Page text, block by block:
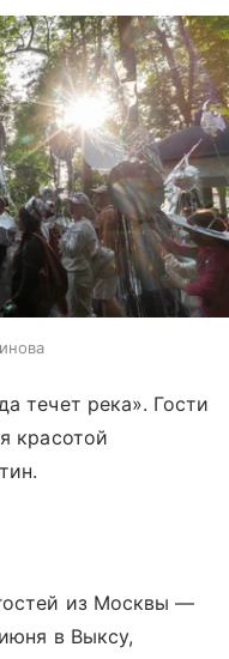
течет река». Гости
красотой
из Москвы —
в Выксу,